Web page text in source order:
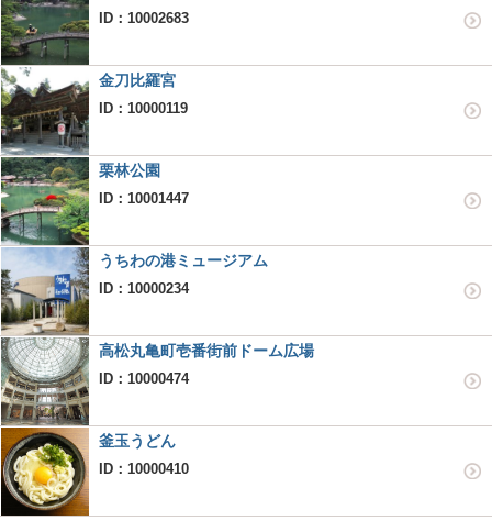
ID：10002683
金刀比羅宮
ID：10000119
栗林公園
ID：10001447
うちわの港ミュージアム
ID：10000234
高松丸亀町壱番街前ドーム広場
ID：10000474
釜玉うどん
ID：10000410